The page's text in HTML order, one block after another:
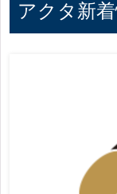
アクタ新